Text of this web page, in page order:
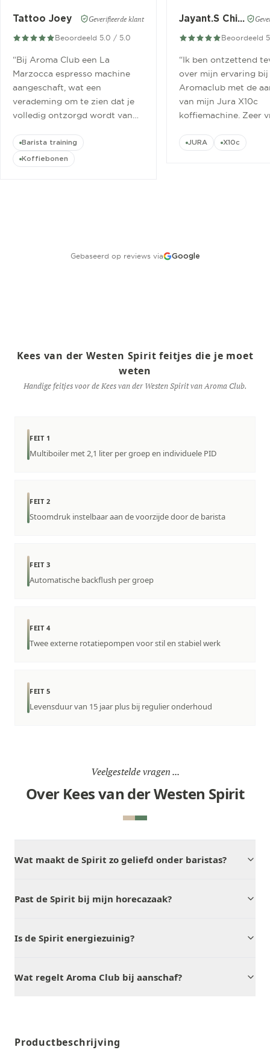
Tattoo Joey Geverifieerde klant
Beoordeeld 5.0 / 5.0
“Bij Aroma Club een La
Marzocca espresso machine
aangeschaft, wat een
verademing om te zien dat je
volledig ontzorgd wordt van
cursus.”
Barista training
Koffiebonen
Jayant.S Chitaroe
Beoordeeld
“Ik ben ontzettend
over mijn ervaring bij
Aromaclub met de
van mijn Jura X10c
koffiemachine. Zeer
JURA X10c
Gebaseerd op reviews via Google
Kees van der Westen Spirit feitjes die je moet
weten
Handige feitjes voor de Kees van der Westen Spirit van Aroma Club.
FEIT 1
Multiboiler met 2,1 liter per groep en individuele PID
FEIT 2
Stoomdruk instelbaar aan de voorzijde door de barista
FEIT 3
Automatische backflush per groep
FEIT 4
Twee externe rotatiepompen voor stil en stabiel werk
FEIT 5
Levensduur van 15 jaar plus bij regulier onderhoud
Veelgestelde vragen ...
Over Kees van der Westen Spirit
Wat maakt de Spirit zo geliefd onder baristas?
Past de Spirit bij mijn horecazaak?
Is de Spirit energiezuinig?
Wat regelt Aroma Club bij aanschaf?
Productbeschrijving